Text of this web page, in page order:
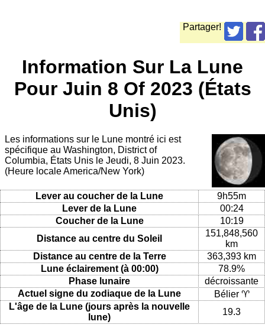
Partager!
Information Sur La Lune
Pour Juin 8 Of 2023 (États
Unis)
Les informations sur le Lune montré ici est
spécifique au Washington, District of
Columbia, États Unis le Jeudi, 8 Juin 2023.
(Heure locale America/New York)
Lever au coucher de la Lune
9h55m
Lever de la Lune
00:24
Coucher de la Lune
10:19
Distance au centre du Soleil
151,848,560
km
Distance au centre de la Terre
363,393 km
Lune éclairement (à 00:00)
78.9%
Phase lunaire
décroissante
Actuel signe du zodiaque de la Lune
Bélier ♈
L'âge de la Lune (jours après la nouvelle
lune)
19.3